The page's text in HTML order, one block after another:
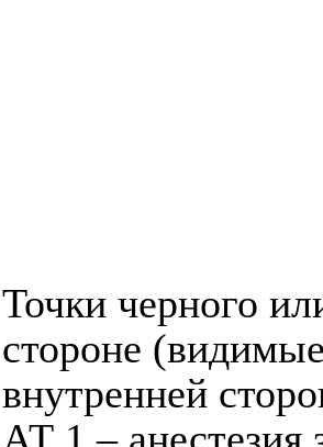
Точки черного
стороне
внутренней